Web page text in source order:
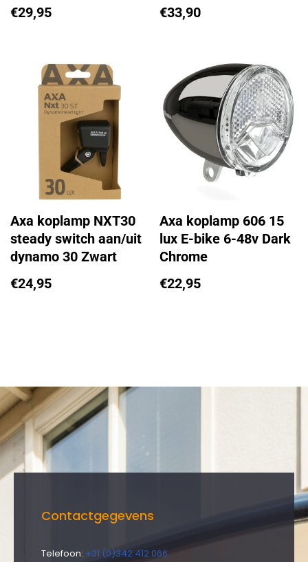
€29,95
€33,90
Axa koplamp NXT30
steady switch aan/uit
dynamo 30 Zwart
€24,95
Axa koplamp 606 15
lux E-bike 6-48v Dark
Chrome
€22,95
Contactgegevens
Telefoon: +31 (0)342 412 066